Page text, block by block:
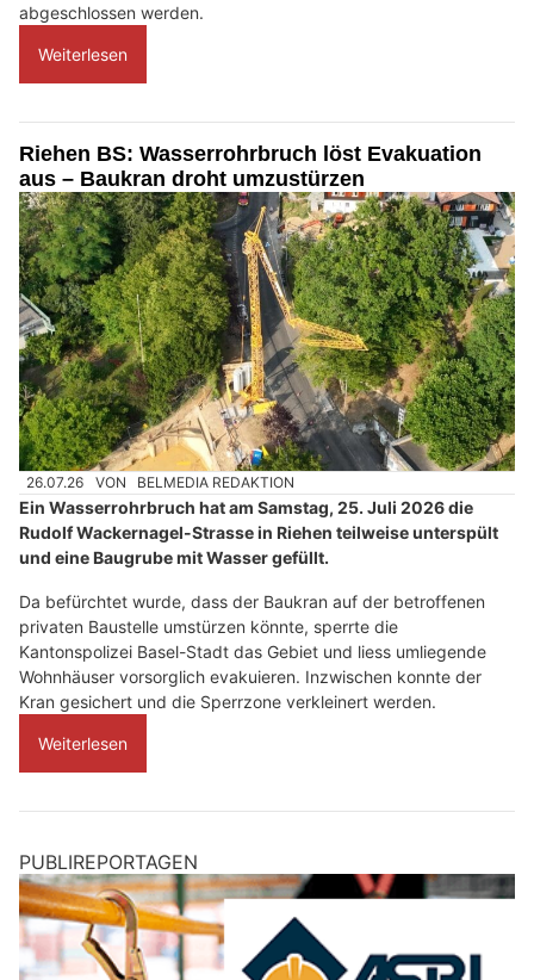
abgeschlossen werden.
Weiterlesen
Riehen BS: Wasserrohrbruch löst Evakuation
aus – Baukran droht umzustürzen
26.07.26 VON BELMEDIA REDAKTION
Ein Wasserrohrbruch hat am Samstag, 25. Juli 2026 die
Rudolf Wackernagel-Strasse in Riehen teilweise unterspült
und eine Baugrube mit Wasser gefüllt.
Da befürchtet wurde, dass der Baukran auf der betroffenen
privaten Baustelle umstürzen könnte, sperrte die
Kantonspolizei Basel-Stadt das Gebiet und liess umliegende
Wohnhäuser vorsorglich evakuieren. Inzwischen konnte der
Kran gesichert und die Sperrzone verkleinert werden.
Weiterlesen
PUBLIREPORTAGEN